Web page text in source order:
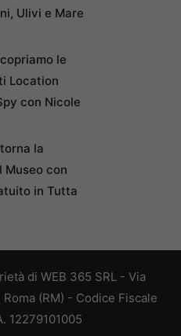
Ulivi e Mare
le
Location
con Nicole
la
Museo con
in Tutta
di WEB 365 SRL - Via
(RM) - Codice Fiscale
12279101005